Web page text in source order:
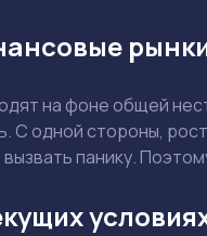
на фоне общей
С одной стороны,
панику.
меня в курсе: